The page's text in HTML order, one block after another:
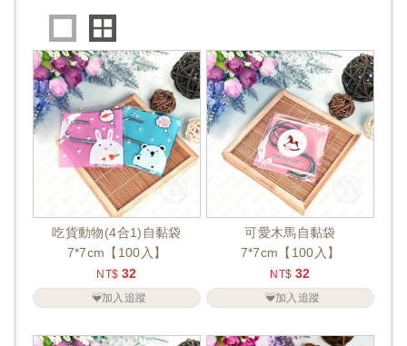
吃貨動物(4合1)自黏袋
7*7cm【100入】
NT$ 32
加入追蹤
可愛木馬自黏袋
7*7cm【100入】
NT$ 32
加入追蹤